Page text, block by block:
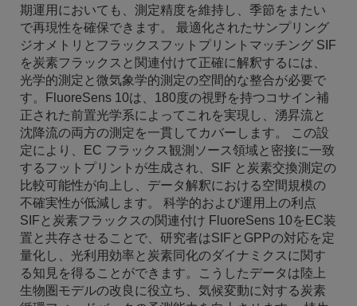
期運用においても、測定精度を維持し、季節をまたい
で再現性を確保できます。 最適化されたサンプリング
ジオメトリとフラックスフットプリントマッチング SIF
を炭素フラックスと関連付けて正確に解釈するには、
光学的測定と微気象学的測定の空間的な整合が必要で
す。FluoreSens 10は、180度の視野を持つコサイン補
正された前置光学系によってこれを実現し、湧昇流と
沈降流の両方の測定を一貫してカバーします。 この設
定により、EC フラックス観測ソース領域と密接に一致
するフットプリントが生成され、SIF と炭素交換測定の
比較可能性が向上し、データ解釈における空間規模の
不確実性が低減します。 科学的および運用上の利点
SIFと炭素フラックスの関連付け FluoreSens 10をEC装
置と共存させることで、研究者はSIFとGPPの対応を定
量化し、光利用効率と炭素同化のダイナミクスに関す
る知見を得ることができます。こうしたデータは陸上
生物圏モデルの改良に役立ち、気候変動に対する炭素